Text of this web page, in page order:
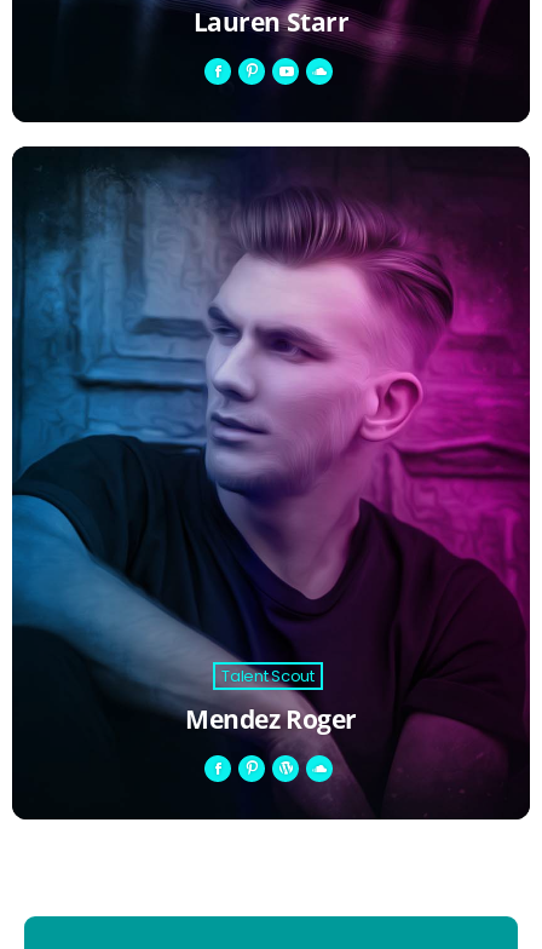
Lauren Starr
Talent Scout
Mendez Roger